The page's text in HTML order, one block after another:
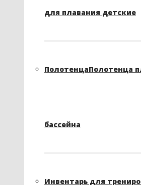
для плавания детские
ПолотенцаПолотенца
бассейна
Инвентарь для